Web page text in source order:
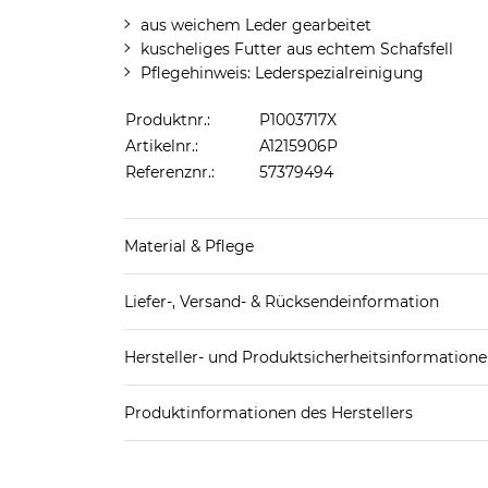
aus weichem Leder gearbeitet
kuscheliges Futter aus echtem Schafsfell
Pflegehinweis: Lederspezialreinigung
Produktnr.:
P1003717X
Artikelnr.:
A1215906P
Referenznr.:
57379494
Material & Pflege
Futter: Fell (Schaf)
Liefer-, Versand- & Rücksendeinformation
Spedition
Hersteller- und
Deckers Germany GmbH
Produktinformationen des Herstellers